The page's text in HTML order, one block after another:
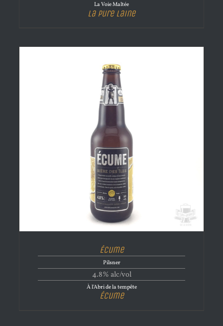
La Voie Maltée
La Pure Laine
Écume
Pilsner
4.8% alc/vol
À l'Abri de la tempête
Écume